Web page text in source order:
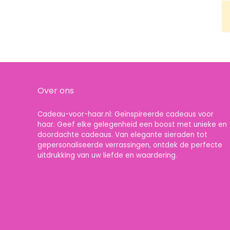
Over ons
Cadeau-voor-haar.nl: Geïnspireerde cadeaus voor
haar. Geef elke gelegenheid een boost met unieke en
doordachte cadeaus. Van elegante sieraden tot
gepersonaliseerde verrassingen, ontdek de perfecte
uitdrukking van uw liefde en waardering.